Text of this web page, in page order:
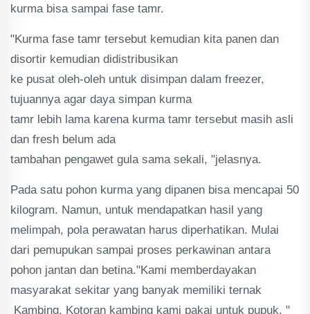
kurma bisa sampai fase tamr.
"Kurma fase tamr tersebut kemudian kita panen dan
disortir kemudian didistribusikan
ke pusat oleh-oleh untuk disimpan dalam freezer,
tujuannya agar daya simpan kurma
tamr lebih lama karena kurma tamr tersebut masih asli
dan fresh belum ada
tambahan pengawet gula sama sekali, "jelasnya.
Pada satu pohon kurma yang dipanen bisa mencapai 50
kilogram. Namun, untuk mendapatkan hasil yang
melimpah, pola perawatan harus diperhatikan. Mulai
dari pemupukan sampai proses perkawinan antara
pohon jantan dan betina."Kami memberdayakan
masyarakat sekitar yang banyak memiliki ternak
Kambing. Kotoran kambing kami pakai untuk pupuk, "